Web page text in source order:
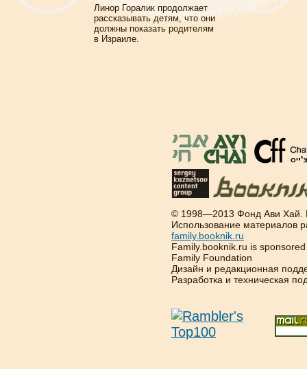
Линор Горалик продолжает
рассказывать детям, что они
должны показать родителям
в Израиле.
© 1998—2013 Фонд Ави Хай.
Использование материалов
family.booknik.ru
Family.booknik.ru is
Family Foundation
Дизайн и редакционная
Разработка и техническая